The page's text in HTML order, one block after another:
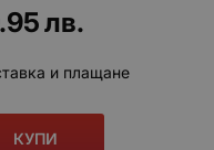
лв.
и плащане
КУПИ